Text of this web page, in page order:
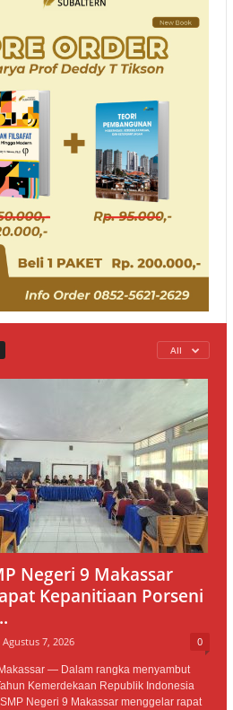
All
Negeri 9 Makassar
Kepanitiaan Porseni
Agustus 7, 2026 0
— Dalam rangka menyambut
Kemerdekaan Republik Indonesia
Negeri 9 Makassar menggelar rapat